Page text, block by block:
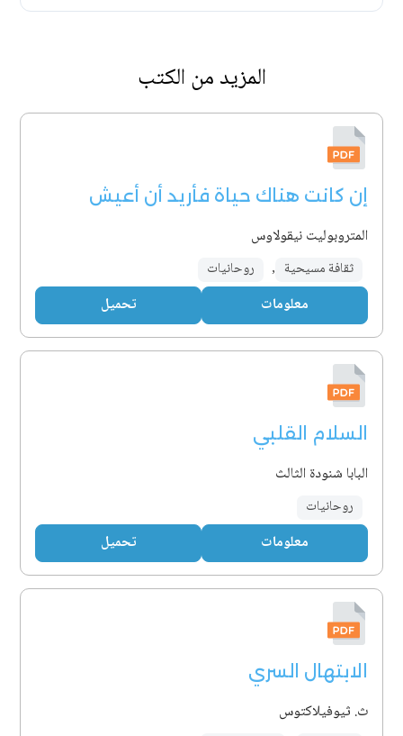
المزيد من الكتب
إن كانت هناك حياة فأريد أن أعيش
المتروبوليت نيقولاوس
ثقافة مسيحية , روحانيات
معلومات تحميل
السلام القلبي
البابا شنودة الثالث
روحانيات
معلومات تحميل
الابتهال السري
ث. ثيوفيلاكتوس